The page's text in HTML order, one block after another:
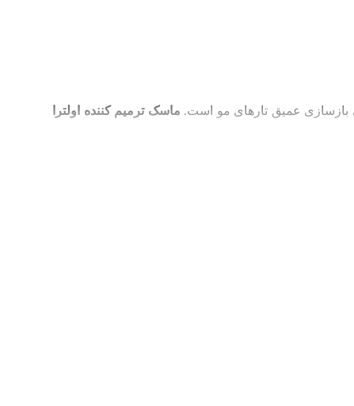
بازسازی عمیق تارهای مو است. ماسک ترمیم کننده اولترا
می‌دهد.